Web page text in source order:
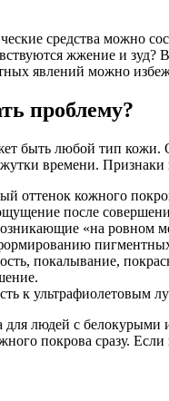
средства можно
жжение и зуд?
явлений можно
проблему?
быть любой тип кожи.
времени. Признаки
оттенок кожного
после
«на ровном
покалывание,
к ультрафиолетовым
для людей с
покрова сразу.